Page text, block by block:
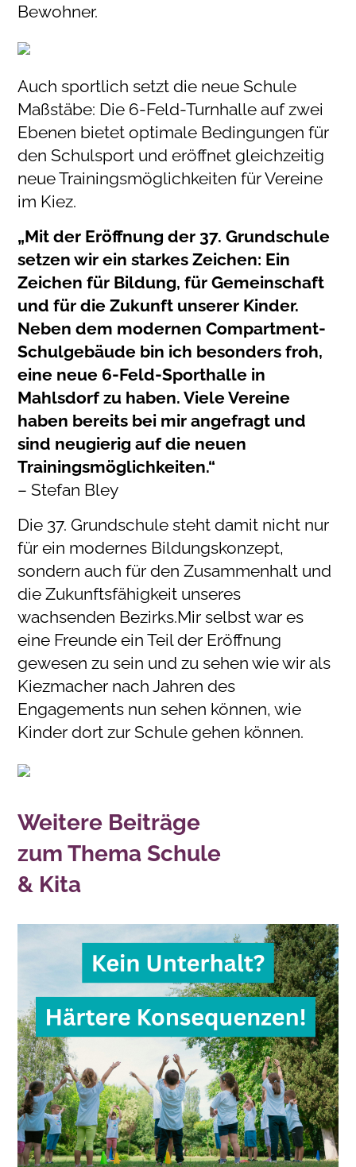
Bewohner.
Auch sportlich setzt die neue Schule
Maßstäbe: Die 6-Feld-Turnhalle auf zwei
Ebenen bietet optimale Bedingungen für
den Schulsport und eröffnet gleichzeitig
neue Trainingsmöglichkeiten für Vereine
im Kiez.
„Mit der Eröffnung der 37. Grundschule
setzen wir ein starkes Zeichen: Ein
Zeichen für Bildung, für Gemeinschaft
und für die Zukunft unserer Kinder.
Neben dem modernen Compartment-
Schulgebäude bin ich besonders froh,
eine neue 6-Feld-Sporthalle in
Mahlsdorf zu haben. Viele Vereine
haben bereits bei mir angefragt und
sind neugierig auf die neuen
Trainingsmöglichkeiten.“
– Stefan Bley
Die 37. Grundschule steht damit nicht nur
für ein modernes Bildungskonzept,
sondern auch für den Zusammenhalt und
die Zukunftsfähigkeit unseres
wachsenden Bezirks.Mir selbst war es
eine Freunde ein Teil der Eröffnung
gewesen zu sein und zu sehen wie wir als
Kiezmacher nach Jahren des
Engagements nun sehen können, wie
Kinder dort zur Schule gehen können.
Weitere Beiträge
zum Thema Schule
& Kita